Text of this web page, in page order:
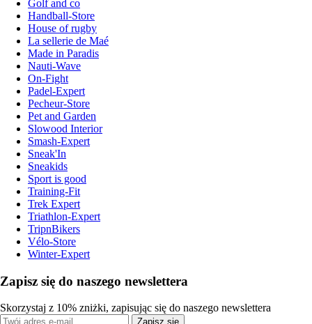
Golf and co
Handball-Store
House of rugby
La sellerie de Maé
Made in Paradis
Nauti-Wave
On-Fight
Padel-Expert
Pecheur-Store
Pet and Garden
Slowood Interior
Smash-Expert
Sneak'In
Sneakids
Sport is good
Training-Fit
Trek Expert
Triathlon-Expert
TripnBikers
Vélo-Store
Winter-Expert
Zapisz się do naszego newslettera
Skorzystaj z 10% zniżki, zapisując się do naszego newslettera
Zapisz się